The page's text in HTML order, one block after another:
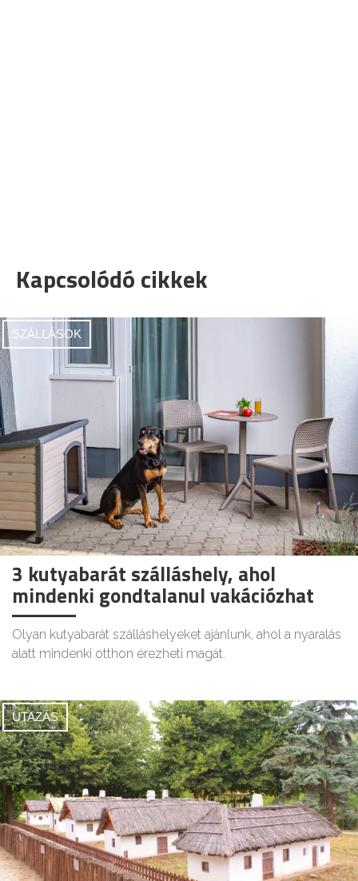
Kapcsolódó cikkek
SZÁLLÁSOK
3 kutyabarát szálláshely, ahol
mindenki gondtalanul vakációzhat
Olyan kutyabarát szálláshelyeket ajánlunk, ahol a nyaralás
alatt mindenki otthon érezheti magát.
UTAZÁS